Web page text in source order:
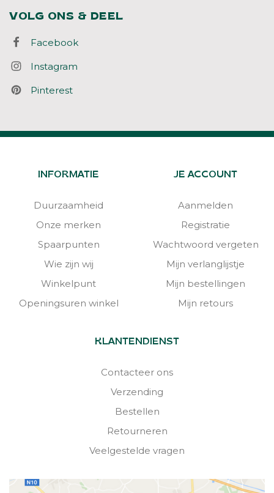
VOLG ONS & DEEL
Facebook
Instagram
Pinterest
INFORMATIE
Duurzaamheid
Onze merken
Spaarpunten
Wie zijn wij
Winkelpunt
Openingsuren winkel
JE ACCOUNT
Aanmelden
Registratie
Wachtwoord vergeten
Mijn verlanglijstje
Mijn bestellingen
Mijn retours
KLANTENDIENST
Contacteer ons
Verzending
Bestellen
Retourneren
Veelgestelde vragen